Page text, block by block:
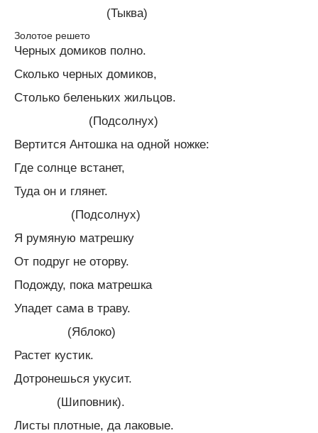
(Тыква)
Золотое решето
Черных домиков полно.
Сколько черных домиков,
Столько беленьких жильцов.
(Подсолнух)
Вертится Антошка на одной ножке:
Где солнце встанет,
Туда он и глянет.
(Подсолнух)
Я румяную матрешку
От подруг не оторву.
Подожду, пока матрешка
Упадет сама в траву.
(Яблоко)
Растет кустик.
Дотронешься укусит.
(Шиповник).
Листы плотные, да лаковые.